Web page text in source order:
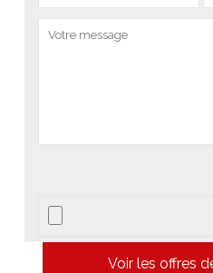
Voir les offres